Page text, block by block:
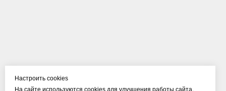
Настроить cookies
На сайте используются cookies для улучшения работы сайта.